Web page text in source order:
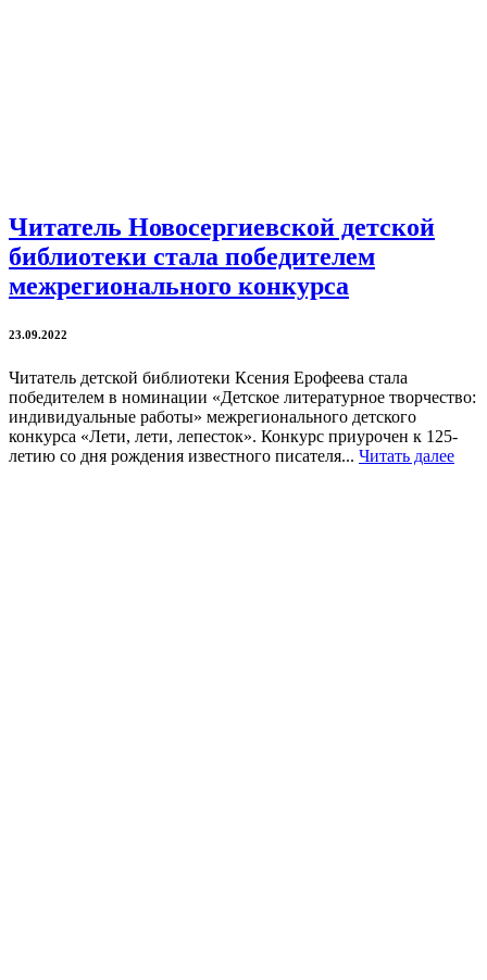
Читатель Новосергиевской детской
библиотеки стала победителем
межрегионального конкурса
23.09.2022
Читатель детской библиотеки Ксения Ерофеева стала
победителем в номинации «Детское литературное творчество:
индивидуальные работы» межрегионального детского
конкурса «Лети, лети, лепесток». Конкурс приурочен к 125-
летию со дня рождения известного писателя... Читать далее